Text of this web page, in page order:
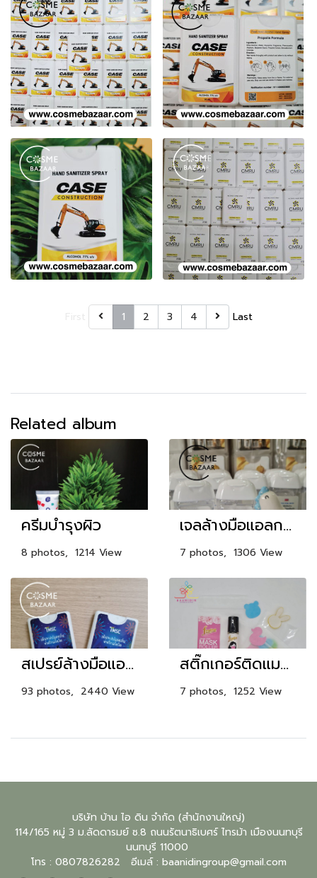
1 2 3 4 Last
Related album
ครีมบำรุงผิว
8 photos, 1214 View
เจลล้างมือแอลกอฮอล์
7 photos, 1306 View
สเปรย์ล้างมือแอลกอฮอล์การ์ด 1
93 photos, 2440 View
สติ๊กเกอร์ติดแมสก์
7 photos, 1252 View
บริษัท บ้าน ไอ ดิน จำกัด (สำนักงานใหญ่)
114/165 หมู่ 3 ม.ลัดดารมย์ ซ.8 ถนนรัตนาธิเบศร์ ไทรม้า เมืองนนทบุรี
นนทบุรี 11000
โทร : 0807826282 อีเมล์ : baanidingroup@gmail.com